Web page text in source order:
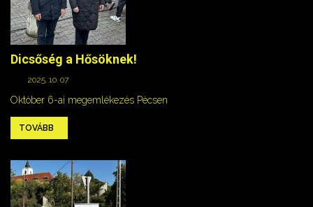
Dicsőség a Hősöknek!
2025. 10. 07.
Október 6-ai megemlékezés Pécsen
TOVÁBB